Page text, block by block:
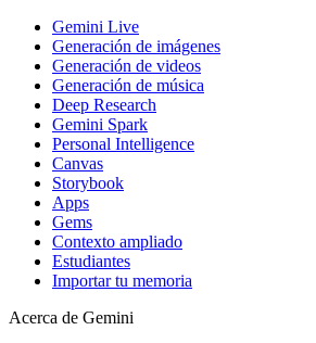
Gemini Live
Generación de imágenes
Generación de videos
Generación de música
Deep Research
Gemini Spark
Personal Intelligence
Canvas
Storybook
Apps
Gems
Contexto ampliado
Estudiantes
Importar tu memoria
Acerca de Gemini